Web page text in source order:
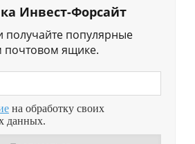
Инвест-Форсайт
получайте популярные
почтовом ящике.
на обработку своих
данных.